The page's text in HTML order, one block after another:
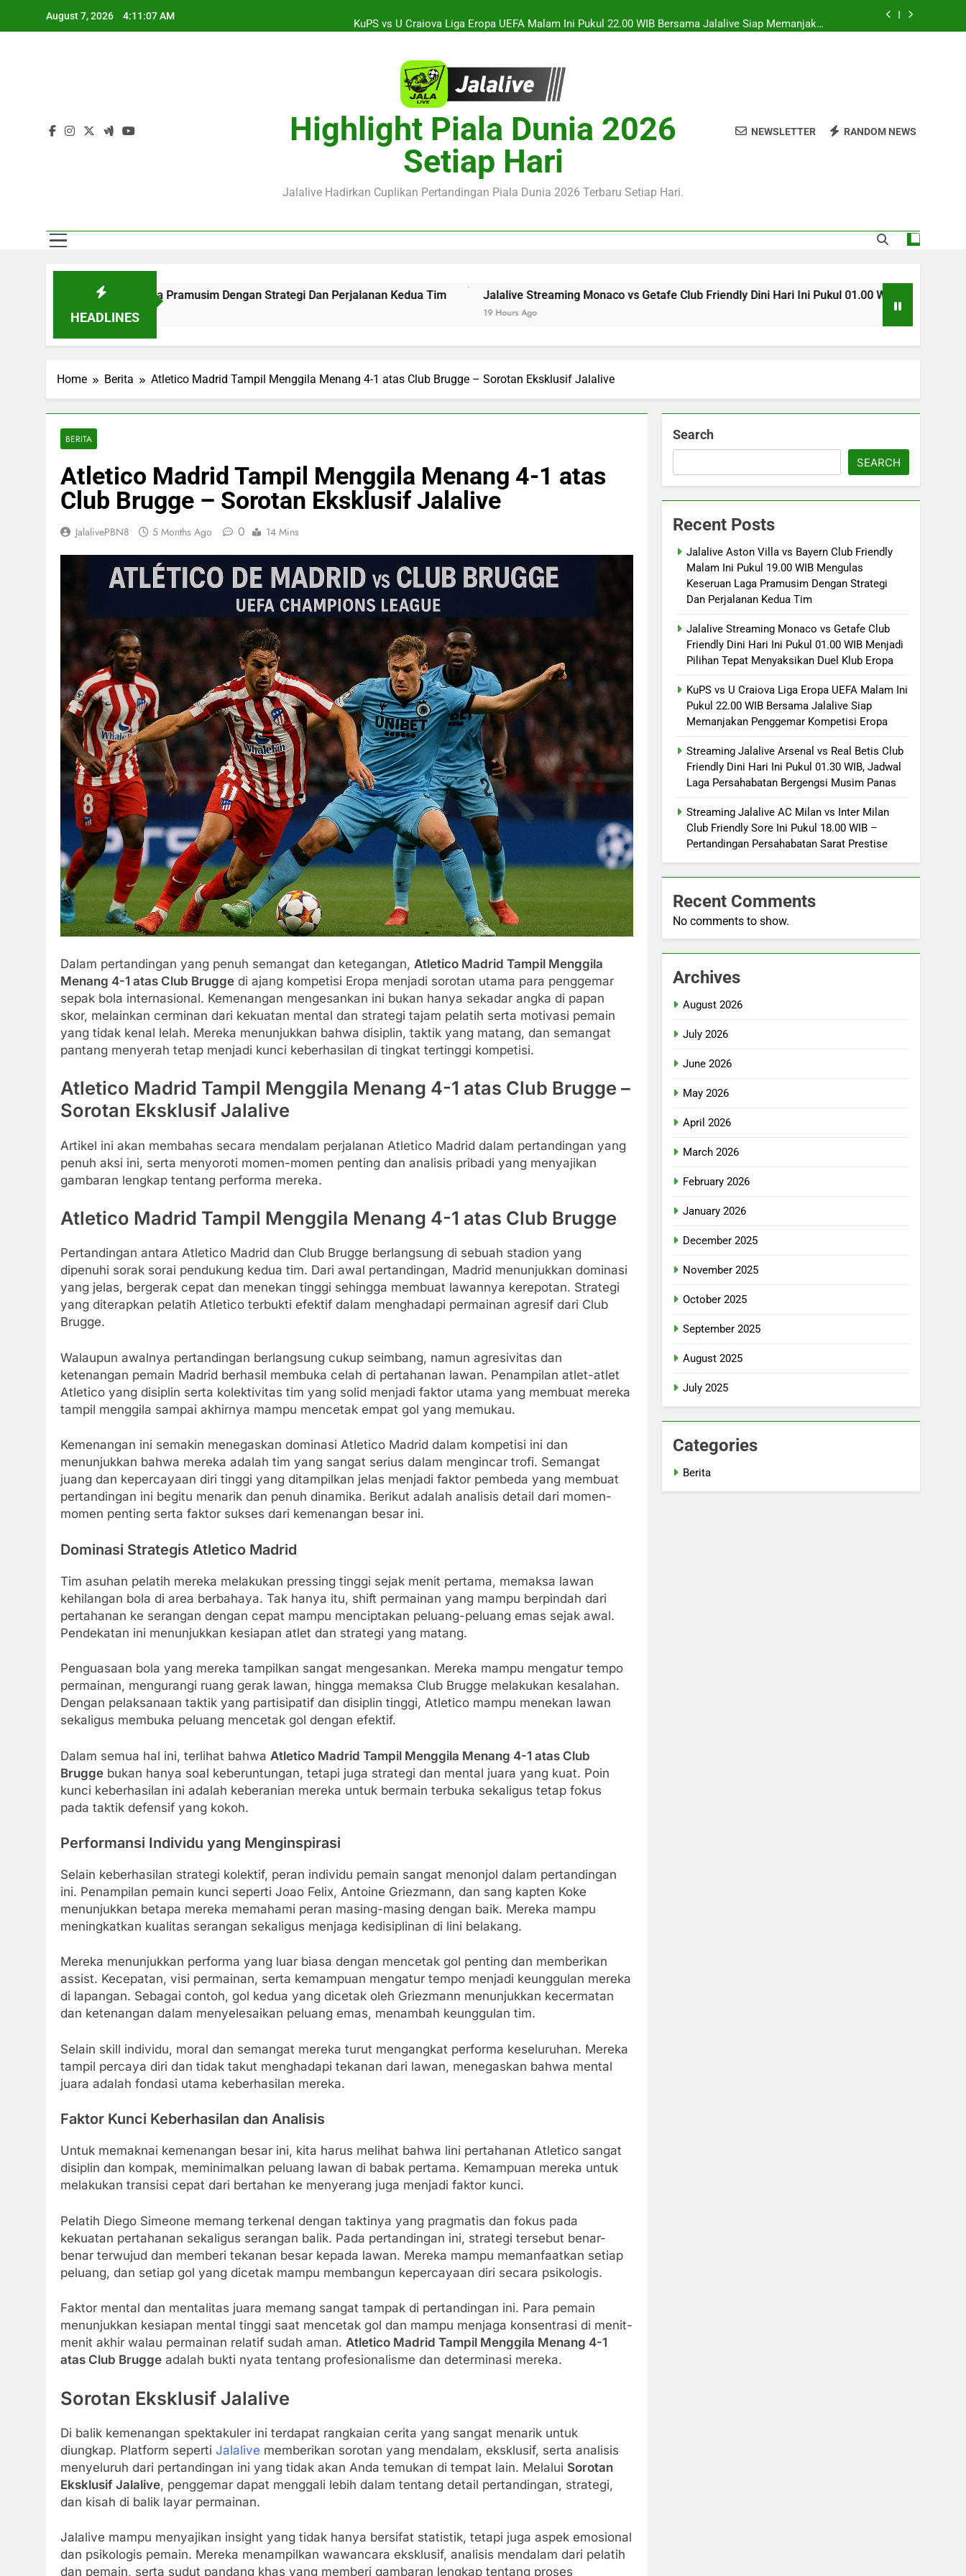
August 7, 2026 4:11:08 AM
Penggemar Kompetisi Eropa
Jalalive Aston Villa vs Bayern Club Friendly Malam Ini Pukul 19.00 WIB Mengulas Keseruan Laga Pramusim
Jalalive Streaming Monaco vs Getafe Club Friendly Dini Hari Ini Pukul 01.00 WIB Menjadi Pilihan Tepat
KuPS vs U Craiova Liga Eropa UEFA Malam Ini Pukul 22.00 WIB Bersama Jalalive Siap Memanjakan
Streaming Jalalive Arsenal vs Real Betis Club Friendly Dini Hari Ini Pukul 01.30 WIB, Jadwal Laga
Persahabatan Bergengsi Musim Panas
Highlight Piala Dunia 2026
Setiap Hari
Jalalive Hadirkan Cuplikan Pertandingan Piala Dunia 2026 Terbaru Setiap Hari.
NEWSLETTER RANDOM NEWS
HEADLINES
Laga Pramusim Dengan Strategi Dan Perjalanan Kedua Tim Jalalive Streaming Monaco vs Getafe Club Friendly Dini Hari Ini Pukul 01.00 WIB Menjadi Pilihan Tepat
Home Berita Atletico Madrid Tampil Menggila Menang 4-1 atas Club Brugge – Sorotan Eksklusif Jalalive
BERITA
Atletico Madrid Tampil Menggila Menang 4-1 atas
Club Brugge – Sorotan Eksklusif Jalalive
JalalivePBN8 5 Months Ago 0 14 Mins
Dalam pertandingan yang penuh semangat dan ketegangan, Atletico Madrid Tampil Menggila
Menang 4-1 atas Club Brugge di ajang kompetisi Eropa menjadi sorotan utama para penggemar
sepak bola internasional. Kemenangan mengesankan ini bukan hanya sekadar angka di papan
skor, melainkan cerminan dari kekuatan mental dan strategi tajam pelatih serta motivasi pemain
yang tidak kenal lelah. Mereka menunjukkan bahwa disiplin, taktik yang matang, dan semangat
pantang menyerah tetap menjadi kunci keberhasilan di tingkat tertinggi kompetisi.
Atletico Madrid Tampil Menggila Menang 4-1 atas Club Brugge –
Sorotan Eksklusif Jalalive
Artikel ini akan membahas secara mendalam perjalanan Atletico Madrid dalam pertandingan yang
penuh aksi ini, serta menyoroti momen-momen penting dan analisis pribadi yang menyajikan
gambaran lengkap tentang performa mereka.
Atletico Madrid Tampil Menggila Menang 4-1 atas Club Brugge
Pertandingan antara Atletico Madrid dan Club Brugge berlangsung di sebuah stadion yang
dipenuhi sorak sorai pendukung kedua tim. Dari awal pertandingan, Madrid menunjukkan dominasi
yang jelas, bergerak cepat dan menekan tinggi sehingga membuat lawannya kerepotan. Strategi
yang diterapkan pelatih Atletico terbukti efektif dalam menghadapi permainan agresif dari Club
Brugge.
Walaupun awalnya pertandingan berlangsung cukup seimbang, namun agresivitas dan
ketenangan pemain Madrid berhasil membuka celah di pertahanan lawan. Penampilan atlet-atlet
Atletico yang disiplin serta kolektivitas tim yang solid menjadi faktor utama yang membuat mereka
tampil menggila sampai akhirnya mampu mencetak empat gol yang memukau.
Kemenangan ini semakin menegaskan dominasi Atletico Madrid dalam kompetisi ini dan
menunjukkan bahwa mereka adalah tim yang sangat serius dalam mengincar trofi. Semangat
juang dan kepercayaan diri tinggi yang ditampilkan jelas menjadi faktor pembeda yang membuat
pertandingan ini begitu menarik dan penuh dinamika. Berikut adalah analisis detail dari momen-
momen penting serta faktor sukses dari kemenangan besar ini.
Dominasi Strategis Atletico Madrid
Tim asuhan pelatih mereka melakukan pressing tinggi sejak menit pertama, memaksa lawan
kehilangan bola di area berbahaya. Tak hanya itu, shift permainan yang mampu berpindah dari
pertahanan ke serangan dengan cepat mampu menciptakan peluang-peluang emas sejak awal.
Pendekatan ini menunjukkan kesiapan atlet dan strategi yang matang.
Penguasaan bola yang mereka tampilkan sangat mengesankan. Mereka mampu mengatur tempo
permainan, mengurangi ruang gerak lawan, hingga memaksa Club Brugge melakukan kesalahan.
Dengan pelaksanaan taktik yang partisipatif dan disiplin tinggi, Atletico mampu menekan lawan
sekaligus membuka peluang mencetak gol dengan efektif.
Dalam semua hal ini, terlihat bahwa Atletico Madrid Tampil Menggila Menang 4-1 atas Club
Brugge bukan hanya soal keberuntungan, tetapi juga strategi dan mental juara yang kuat. Poin
kunci keberhasilan ini adalah keberanian mereka untuk bermain terbuka sekaligus tetap fokus
pada taktik defensif yang kokoh.
Performansi Individu yang Menginspirasi
Selain keberhasilan strategi kolektif, peran individu pemain sangat menonjol dalam pertandingan
ini. Penampilan pemain kunci seperti Joao Felix, Antoine Griezmann, dan sang kapten Koke
menunjukkan betapa mereka memahami peran masing-masing dengan baik. Mereka mampu
meningkatkan kualitas serangan sekaligus menjaga kedisiplinan di lini belakang.
Mereka menunjukkan performa yang luar biasa dengan mencetak gol penting dan memberikan
assist. Kecepatan, visi permainan, serta kemampuan mengatur tempo menjadi keunggulan mereka
di lapangan. Sebagai contoh, gol kedua yang dicetak oleh Griezmann menunjukkan kecermatan
dan ketenangan dalam menyelesaikan peluang emas, menambah keunggulan tim.
Selain skill individu, moral dan semangat mereka turut mengangkat performa keseluruhan. Mereka
tampil percaya diri dan tidak takut menghadapi tekanan dari lawan, menegaskan bahwa mental
juara adalah fondasi utama keberhasilan mereka.
Faktor Kunci Keberhasilan dan Analisis
Untuk memaknai kemenangan besar ini, kita harus melihat bahwa lini pertahanan Atletico sangat
disiplin dan kompak, meminimalkan peluang lawan di babak pertama. Kemampuan mereka untuk
melakukan transisi cepat dari bertahan ke menyerang juga menjadi faktor kunci.
Pelatih Diego Simeone memang terkenal dengan taktinya yang pragmatis dan fokus pada
kekuatan pertahanan sekaligus serangan balik. Pada pertandingan ini, strategi tersebut benar-
benar terwujud dan memberi tekanan besar kepada lawan. Mereka mampu memanfaatkan setiap
peluang, dan setiap gol yang dicetak mampu membangun kepercayaan diri secara psikologis.
Faktor mental dan mentalitas juara memang sangat tampak di pertandingan ini. Para pemain
menunjukkan kesiapan mental tinggi saat mencetak gol dan mampu menjaga konsentrasi di menit-
menit akhir walau permainan relatif sudah aman. Atletico Madrid Tampil Menggila Menang 4-1
atas Club Brugge adalah bukti nyata tentang profesionalisme dan determinasi mereka.
Sorotan Eksklusif Jalalive
Di balik kemenangan spektakuler ini terdapat rangkaian cerita yang sangat menarik untuk
diungkap. Platform seperti Jalalive memberikan sorotan yang mendalam, eksklusif, serta analisis
menyeluruh dari pertandingan ini yang tidak akan Anda temukan di tempat lain. Melalui Sorotan
Eksklusif Jalalive, penggemar dapat menggali lebih dalam tentang detail pertandingan, strategi,
dan kisah di balik layar permainan.
Jalalive mampu menyajikan insight yang tidak hanya bersifat statistik, tetapi juga aspek emosional
dan psikologis pemain. Mereka menampilkan wawancara eksklusif, analisis mendalam dari pelatih
dan pemain, serta sudut pandang khas yang memberi gambaran lengkap tentang proses
Search
SEARCH
Recent Posts
Jalalive Aston Villa vs Bayern Club Friendly
Malam Ini Pukul 19.00 WIB Mengulas
Keseruan Laga Pramusim Dengan Strategi
Dan Perjalanan Kedua Tim
Jalalive Streaming Monaco vs Getafe Club
Friendly Dini Hari Ini Pukul 01.00 WIB Menjadi
Pilihan Tepat Menyaksikan Duel Klub Eropa
KuPS vs U Craiova Liga Eropa UEFA Malam Ini
Pukul 22.00 WIB Bersama Jalalive Siap
Memanjakan Penggemar Kompetisi Eropa
Streaming Jalalive Arsenal vs Real Betis Club
Friendly Dini Hari Ini Pukul 01.30 WIB, Jadwal
Laga Persahabatan Bergengsi Musim Panas
Streaming Jalalive AC Milan vs Inter Milan
Club Friendly Sore Ini Pukul 18.00 WIB –
Pertandingan Persahabatan Sarat Prestise
Recent Comments
No comments to show.
Archives
August 2026
July 2026
June 2026
May 2026
April 2026
March 2026
February 2026
January 2026
December 2025
November 2025
October 2025
September 2025
August 2025
July 2025
Categories
Berita